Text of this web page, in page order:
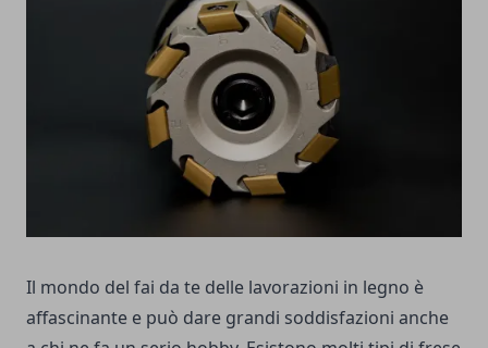
Il mondo del fai da te delle lavorazioni in legno è
affascinante e può dare grandi soddisfazioni anche